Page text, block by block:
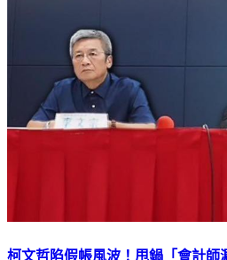
柯文哲陷假帳風波！甩鍋「會計